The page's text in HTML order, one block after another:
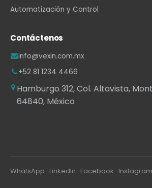
Automatización y Control
Contáctenos
info@vexin.com.mx
+52 81 1234 4466
Hamburgo 312, Col. Altavista,
64840, México
WhatsApp · LinkedIn · Facebook · Instagram